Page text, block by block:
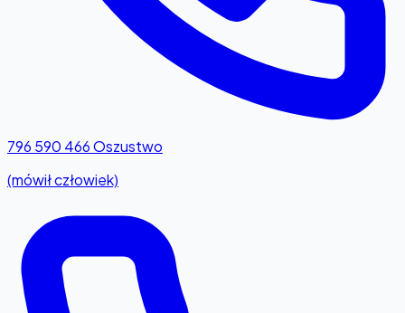
796 590 466Oszustwo
(mówił człowiek)